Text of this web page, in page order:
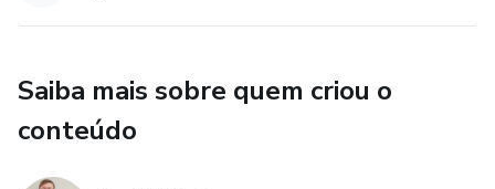
Saiba mais sobre quem criou o
conteúdo